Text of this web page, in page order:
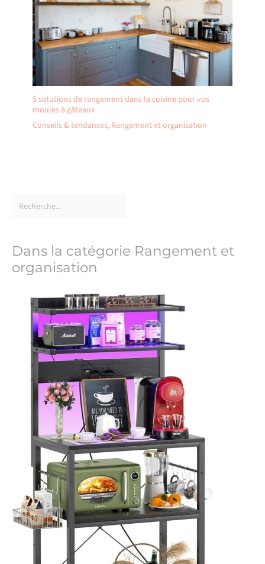
5 solutions de rangement dans la cuisine pour vos
moules à gâteaux
Conseils & tendances, Rangement et organisation
Dans la catégorie Rangement et
organisation